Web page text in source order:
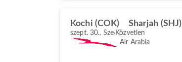
Kochi (COK) Sharjah (SHJ)
szept. 30., Sze Közvetlen
Air Arabia